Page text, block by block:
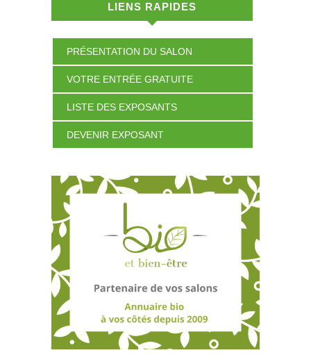
LIENS RAPIDES
PRÉSENTATION DU SALON
VOTRE ENTRÉE GRATUITE
LISTE DES EXPOSANTS
DEVENIR EXPOSANT